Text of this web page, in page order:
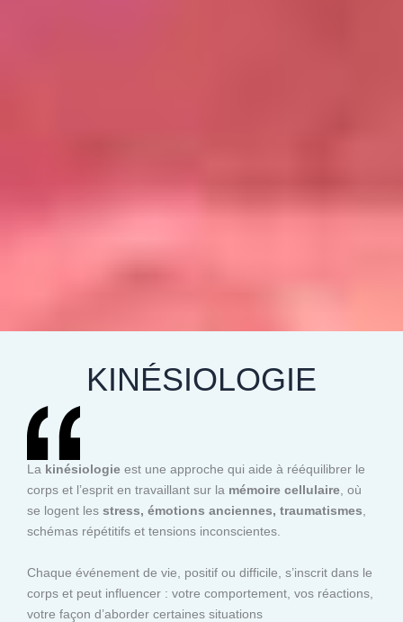
KINÉSIOLOGIE
La kinésiologie est une approche qui aide à rééquilibrer le
corps et l’esprit en travaillant sur la mémoire cellulaire, où
se logent les stress, émotions anciennes, traumatismes,
schémas répétitifs et tensions inconscientes.
Chaque événement de vie, positif ou difficile, s’inscrit dans le
corps et peut influencer : votre comportement, vos réactions,
votre façon d’aborder certaines situations